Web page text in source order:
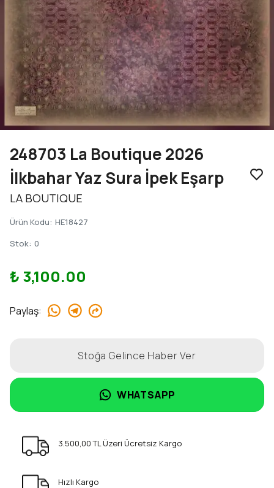
248703 La Boutique 2026
İlkbahar Yaz Sura İpek Eşarp
LA BOUTIQUE
Ürün Kodu: HE18427
Stok: 0
₺ 3,100.00
Paylaş:
Stoğa Gelince Haber Ver
WHATSAPP
3.500,00 TL Üzeri Ücretsiz Kargo
Hızlı Kargo